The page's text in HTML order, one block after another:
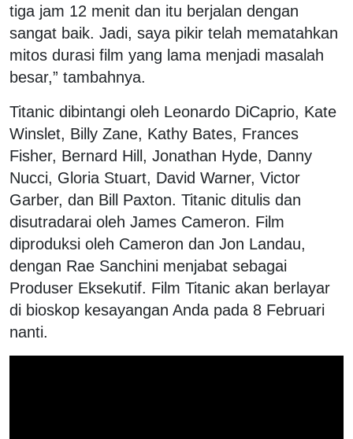
tiga jam 12 menit dan itu berjalan dengan
sangat baik. Jadi, saya pikir telah mematahkan
mitos durasi film yang lama menjadi masalah
besar,” tambahnya.
Titanic dibintangi oleh Leonardo DiCaprio, Kate
Winslet, Billy Zane, Kathy Bates, Frances
Fisher, Bernard Hill, Jonathan Hyde, Danny
Nucci, Gloria Stuart, David Warner, Victor
Garber, dan Bill Paxton. Titanic ditulis dan
disutradarai oleh James Cameron. Film
diproduksi oleh Cameron dan Jon Landau,
dengan Rae Sanchini menjabat sebagai
Produser Eksekutif. Film Titanic akan berlayar
di bioskop kesayangan Anda pada 8 Februari
nanti.